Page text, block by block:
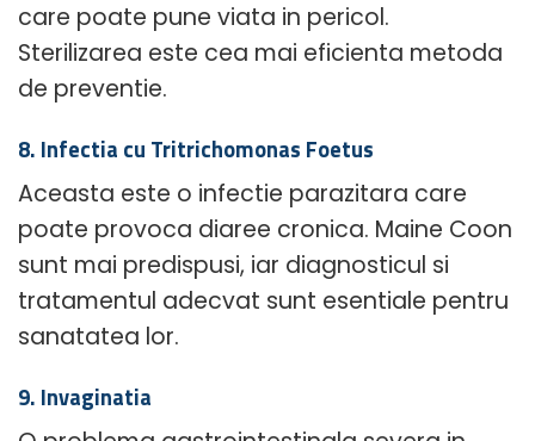
care poate pune viata in pericol.
Sterilizarea este cea mai eficienta metoda
de preventie.
8. Infectia cu Tritrichomonas Foetus
Aceasta este o infectie parazitara care
poate provoca diaree cronica. Maine Coon
sunt mai predispusi, iar diagnosticul si
tratamentul adecvat sunt esentiale pentru
sanatatea lor.
9. Invaginatia